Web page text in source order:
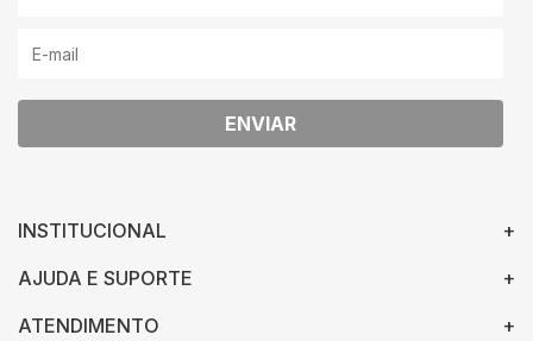
ENVIAR
INSTITUCIONAL
AJUDA E SUPORTE
ATENDIMENTO